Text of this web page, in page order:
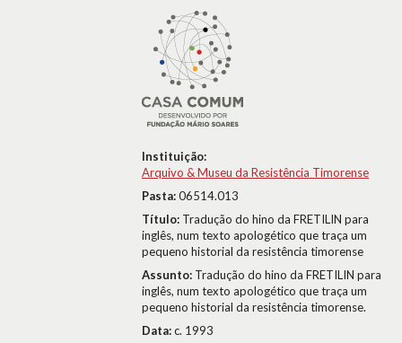
Instituição:
Arquivo & Museu da Resistência Timorense
Pasta:06514.013
Título: Tradução do hino da FRETILIN para
inglês, num texto apologético que traça um
pequeno historial da resistência timorense
Assunto: Tradução do hino da FRETILIN para
inglês, num texto apologético que traça um
pequeno historial da resistência timorense.
Data:c. 1993